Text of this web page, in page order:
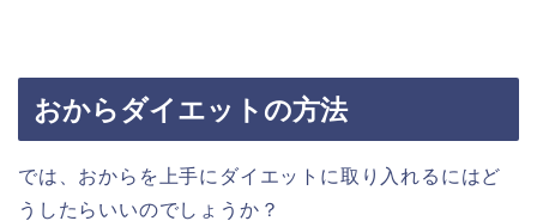
おからダイエットの方法
では、おからを上手にダイエットに取り入れるにはど
うしたらいいのでしょうか？